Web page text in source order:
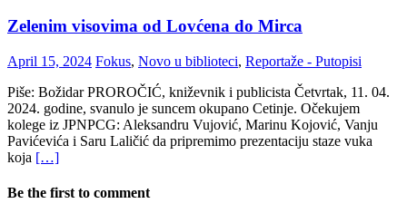
Zelenim visovima od Lovćena do Mirca
April 15, 2024 Fokus, Novo u biblioteci, Reportaže - Putopisi
Piše: Božidar PROROČIĆ, kniževnik i publicista Četvrtak, 11. 04.
2024. godine, svanulo je suncem okupano Cetinje. Očekujem
kolege iz JPNPCG: Aleksandru Vujović, Marinu Kojović, Vanju
Pavićevića i Saru Laličić da pripremimo prezentaciju staze vuka
koja […]
Be the first to comment